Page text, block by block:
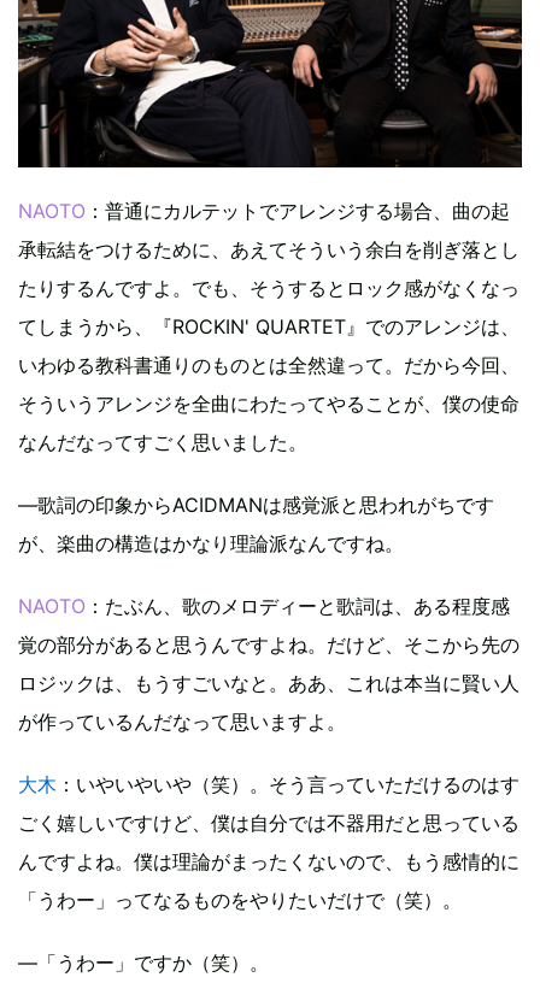
NAOTO ：普通にカルテットでアレンジする場合、曲の起
承転結をつけるために、あえてそういう余白を削ぎ落とし
たりするんですよ。でも、そうするとロック感がなくなっ
てしまうから、『ROCKIN' QUARTET』でのアレンジは、
いわゆる教科書通りのものとは全然違って。だから今回、
そういうアレンジを全曲にわたってやることが、僕の使命
なんだなってすごく思いました。
—歌詞の印象からACIDMANは感覚派と思われがちです
が、楽曲の構造はかなり理論派なんですね。
NAOTO ：たぶん、歌のメロディーと歌詞は、ある程度感
覚の部分があると思うんですよね。だけど、そこから先の
ロジックは、もうすごいなと。ああ、これは本当に賢い人
が作っているんだなって思いますよ。
大木 ：いやいやいや（笑）。そう言っていただけるのはす
ごく嬉しいですけど、僕は自分では不器用だと思っている
んですよね。僕は理論がまったくないので、もう感情的に
「うわー」ってなるものをやりたいだけで（笑）。
—「うわー」ですか（笑）。